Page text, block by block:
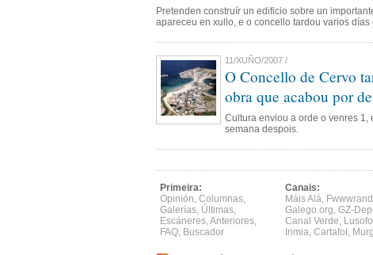
Pretenden construír un edificio sobre un
apareceu en xullo, e o concello tardou varios
11/XUÑO/2007 /
O Concello de Cervo
obra que acabou por
Cultura enviou a orde o venres
semana despois.
Primeira:
Opinión, Columnas,
Galerías, Últimas,
Escáneres,Anteriores,
FAQ, Buscador
Canais:
Máis Alá,
Galego.org, GZ-
Canal Verde,
Irimia, Cartafol ,